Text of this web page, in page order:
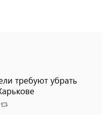
требуют убрать